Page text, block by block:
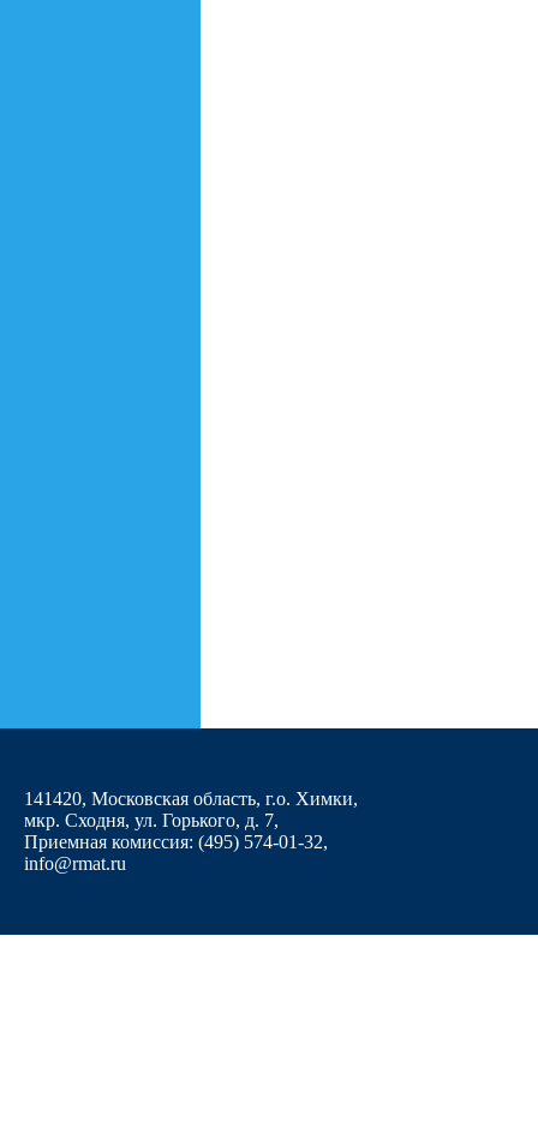
141420, Московская область, г.о. Химки,
мкр. Сходня, ул. Горького, д. 7,
Приемная комиссия: (495) 574-01-32,
info@rmat.ru